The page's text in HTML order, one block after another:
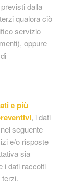
dalla
qualora ciò
servizio
oppure
e più
, i dati
seguente
e/o risposte
sia
i dati raccolti